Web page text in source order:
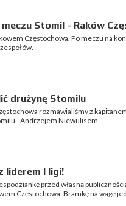
Stomil - Raków
Częstochowa. Po meczu na
drużynę Stomilu
rozmawialiśmy z
- Andrzejem Niewulisem.
liderem I ligi!
przed własną
Częstochowa. Bramkę na wagę